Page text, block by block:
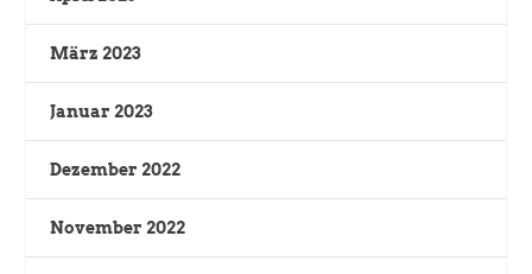
März 2023
Januar 2023
Dezember 2022
November 2022